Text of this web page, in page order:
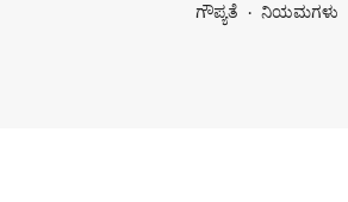
ಗೌಪ್ಯತೆ
ನಿಯಮಗಳು